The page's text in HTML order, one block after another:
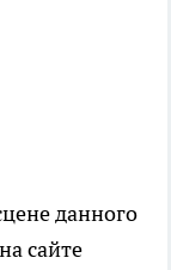
данного
сайте